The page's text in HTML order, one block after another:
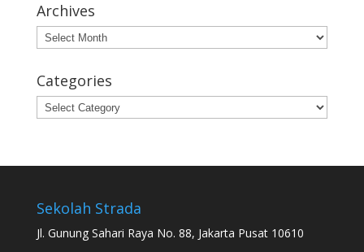
Archives
Archives
Categories
Categories
Sekolah Strada
Jl. Gunung Sahari Raya No. 88, Jakarta Pusat 10610